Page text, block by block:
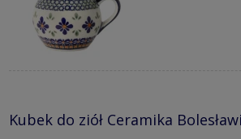
Kubek do ziół Ceramika